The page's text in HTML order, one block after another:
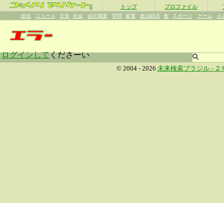
β トップ プロファイル
総合 ニュース 文化 社会 会社職業 学問 家電 政治経済 食 スポーツ ゲーム 心
ログインしてくださーい
© 2004 - 2026 未来検索ブラジル - ２